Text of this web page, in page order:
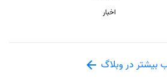
اخبار
بیشتر در وبلاگ